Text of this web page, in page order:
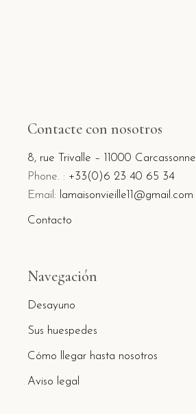
Contacte con nosotros
8, rue Trivalle – 11000 Carcassonne
Phone. : +33(0)6 23 40 65 34
Email: lamaisonvieille11@gmail.com
Contacto
Navegación
Desayuno
Sus huespedes
Cómo llegar hasta nosotros
Aviso legal